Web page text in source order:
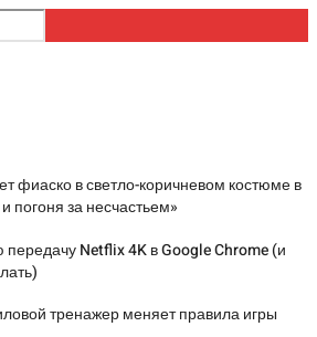
фиаско в светло-коричневом костюме в
за несчастьем»
передачу Netflix 4K в Google Chrome (и
тренажер меняет правила игры